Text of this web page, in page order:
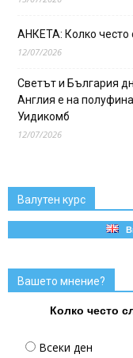
АНКЕТА: Колко често
12/07/2026
Светът и България
Англия е на
Уидикомб
12/07/2026
Валутен курс
Вашето мнение?
Колко често
Всеки ден